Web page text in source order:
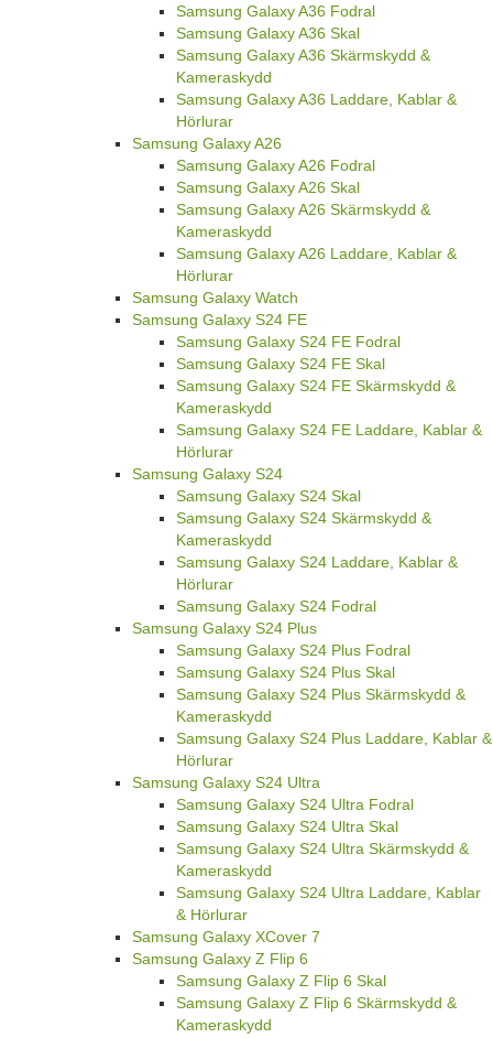
Samsung Galaxy A36 Fodral
Samsung Galaxy A36 Skal
Samsung Galaxy A36 Skärmskydd &
Kameraskydd
Samsung Galaxy A36 Laddare, Kablar &
Hörlurar
Samsung Galaxy A26
Samsung Galaxy A26 Fodral
Samsung Galaxy A26 Skal
Samsung Galaxy A26 Skärmskydd &
Kameraskydd
Samsung Galaxy A26 Laddare, Kablar &
Hörlurar
Samsung Galaxy Watch
Samsung Galaxy S24 FE
Samsung Galaxy S24 FE Fodral
Samsung Galaxy S24 FE Skal
Samsung Galaxy S24 FE Skärmskydd &
Kameraskydd
Samsung Galaxy S24 FE Laddare, Kablar &
Hörlurar
Samsung Galaxy S24
Samsung Galaxy S24 Skal
Samsung Galaxy S24 Skärmskydd &
Kameraskydd
Samsung Galaxy S24 Laddare, Kablar &
Hörlurar
Samsung Galaxy S24 Fodral
Samsung Galaxy S24 Plus
Samsung Galaxy S24 Plus Fodral
Samsung Galaxy S24 Plus Skal
Samsung Galaxy S24 Plus Skärmskydd &
Kameraskydd
Samsung Galaxy S24 Plus Laddare, Kablar &
Hörlurar
Samsung Galaxy S24 Ultra
Samsung Galaxy S24 Ultra Fodral
Samsung Galaxy S24 Ultra Skal
Samsung Galaxy S24 Ultra Skärmskydd &
Kameraskydd
Samsung Galaxy S24 Ultra Laddare, Kablar
& Hörlurar
Samsung Galaxy XCover 7
Samsung Galaxy Z Flip 6
Samsung Galaxy Z Flip 6 Skal
Samsung Galaxy Z Flip 6 Skärmskydd &
Kameraskydd